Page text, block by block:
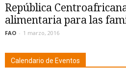
República
alimentaria para las
FAO - 1 marzo, 2016
Calendario de Eventos